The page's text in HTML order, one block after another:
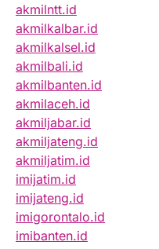
akmilntt.id
akmilkalbar.id
akmilkalsel.id
akmilbali.id
akmilbanten.id
akmilaceh.id
akmiljabar.id
akmiljateng.id
akmiljatim.id
imijatim.id
imijateng.id
imigorontalo.id
imibanten.id